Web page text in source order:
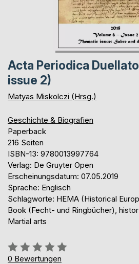
Acta Periodica
issue 2)
Matyas Miskolczi (Hrsg.)
Geschichte & Biografien
Paperback
216 Seiten
ISBN-13: 9780013997764
Verlag: De Gruyter Open
Erscheinungsdatum: 07.05.2019
Sprache: Englisch
Schlagworte: HEMA (Historical
Book (Fecht- und Ringbücher),
Martial arts
Bewertung::
0%
0 Bewertungen